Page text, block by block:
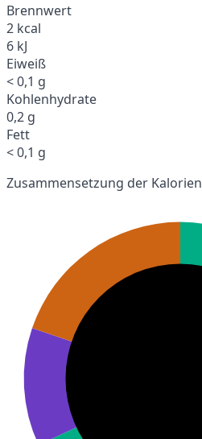
Brennwert
2 kcal
6 kJ
Eiweiß
< 0,1 g
Kohlenhydrate
0,2 g
Fett
< 0,1 g
Zusammensetzung der Kalorien